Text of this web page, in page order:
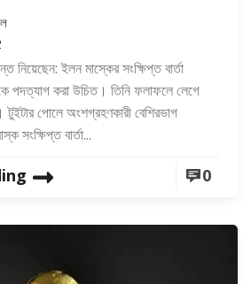
নিয়েছেন: ইলন মাস্কের সংক্ষিপ্ত বার্তা
পদত্যাগ করা উচিত। তিনি ফলাফলে লেগে
টুইটার পোলে অংশগ্রহণকারী বেশিরভাগ
সংক্ষিপ্ত বার্তা...
0